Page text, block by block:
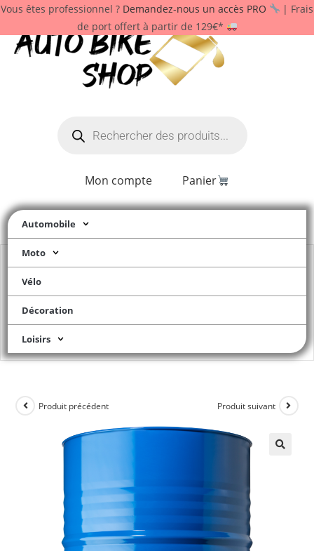
Vous êtes professionnel ? Demandez-nous un accès PRO
| Frais
de port offert à partir de 129€*
Mon compte Panier
Automobile
Moto
Vélo
Décoration
Loisirs
Produit précédent Produit suivant